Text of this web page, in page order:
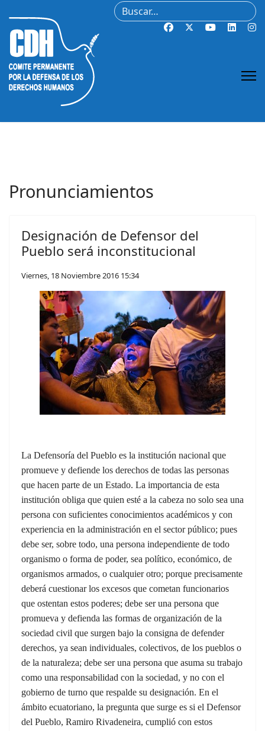
Buscar
Pronunciamientos
Designación de Defensor del
Pueblo será inconstitucional
Viernes, 18 Noviembre 2016 15:34
La Defensoría del Pueblo es la institución nacional que
promueve y defiende los derechos de todas las personas
que hacen parte de un Estado. La importancia de esta
institución obliga que quien esté a la cabeza no solo sea una
persona con suficientes conocimientos académicos y con
experiencia en la administración en el sector público; pues
debe ser, sobre todo, una persona independiente de todo
organismo o forma de poder, sea político, económico, de
organismos armados, o cualquier otro; porque precisamente
deberá cuestionar los excesos que cometan funcionarios
que ostentan estos poderes; debe ser una persona que
promueva y defienda las formas de organización de la
sociedad civil que surgen bajo la consigna de defender
derechos, ya sean individuales, colectivos, de los pueblos o
de la naturaleza; debe ser una persona que asuma su trabajo
como una responsabilidad con la sociedad, y no con el
gobierno de turno que respalde su designación. En el
ámbito ecuatoriano, la pregunta que surge es si el Defensor
del Pueblo, Ramiro Rivadeneira, cumplió con estos